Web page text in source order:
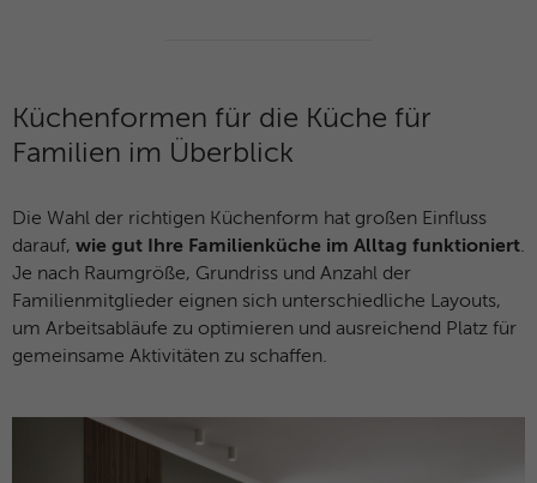
Küchenformen für die Küche für
Familien im Überblick
Die Wahl der richtigen Küchenform hat großen Einfluss
darauf, wie gut Ihre Familienküche im Alltag funktioniert.
Je nach Raumgröße, Grundriss und Anzahl der
Familienmitglieder eignen sich unterschiedliche Layouts,
um Arbeitsabläufe zu optimieren und ausreichend Platz für
gemeinsame Aktivitäten zu schaffen.